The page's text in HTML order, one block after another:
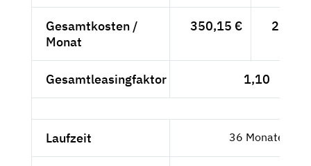
Gesamtkosten /
Monat
350,15 €
Gesamtleasingfaktor 1,10
Laufzeit 36 Monate